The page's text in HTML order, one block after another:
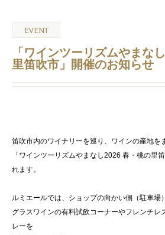
EVENT
「ワインツーリズムやまな
里笛吹市」開催のお知らせ
笛吹市内のワイナリーを巡り、ワインの産地を
「ワインツーリズムやまなし2026 春・桃の里
れます。
ルミエールでは、ショップの向かい側（駐車場
グラスワインの有料試飲コーナーやフレンチレ
レーを